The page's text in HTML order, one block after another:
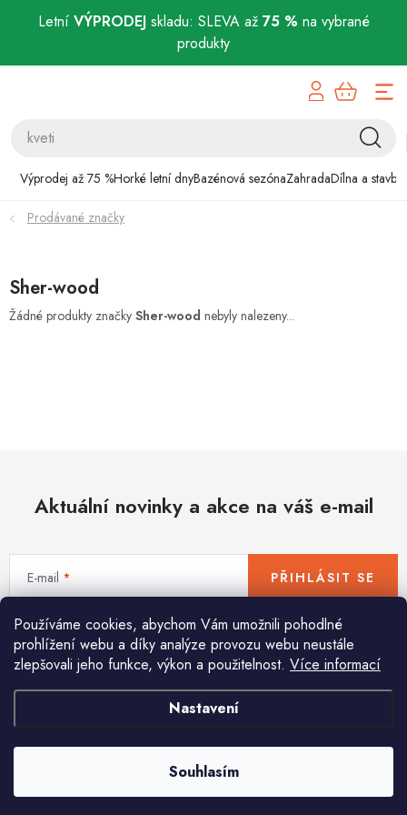
Letní VÝPRODEJskladu: SLEVA až 75 % na vybrané
produkty
Používáme cookies, abychom Vám umožnili pohodlné
prohlížení webu a díky analýze provozu webu neustále
zlepšovali jeho funkce, výkon a použitelnost. Více informací
Nastavení
Souhlasím
Výprodej až 75 %Horké letní dnyBazénová sezónaZahradaDílna a stavba
Bazénová sezóna
Zahrada
Domácnost
Novinky
World Cleanup Day
Akční ceny
Půjčovna Kontaktuje nás
Obchodní podmínky
Vrácení a reklamace
Podmínky ochrany osobních údajů
Obchodní podmínky pro podnikatele
Způsob doručení a platby
Zásady používání cookies
Prodávané značky
Sher-wood
Žádné produkty značky Sher-wood nebyly nalezeny...
Aktuální novinky a akce na váš e-mail
E-mail
Vložením e-mailu souhlasíte spodmínkami ochrany osobních údajů
PŘIHLÁSIT SE
Pomůžeme vám s výběrem
Potřebujete s něčím poradit? Jsme tu pro vás!
info@huka.cz